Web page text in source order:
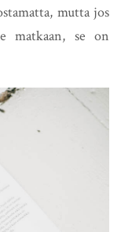
mutta jos
matkaan, se on